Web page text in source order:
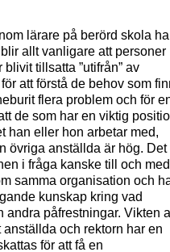
lärare på berörd skola
allt vanligare att personer
tillsatta ”utifrån” av
att förstå de behov som
flera problem och för
de som har en viktig
han eller hon arbetar med,
övriga anställda är hög. Det
i fråga kanske till och med
samma organisation och
kunskap kring vad
andra påfrestningar. Vikten
och rektorn har en
för att få en